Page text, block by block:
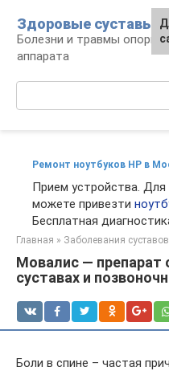
контенту
Здоровые суставы
Болезни и травмы
аппарата
Ремонт ноутбуков HP в
Прием устройства.
можете привезти
Бесплатная
Главная » Заболевания суставов
Мовалис —
суставах и
Боли в спине – частая